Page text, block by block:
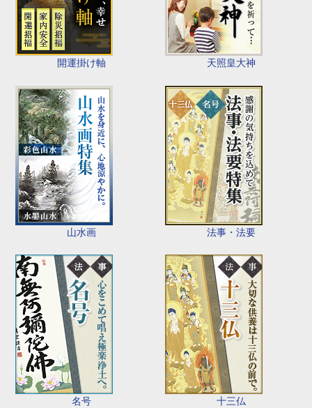
開運掛け軸 天照皇大神
山水画 法事・法要
名号 十三仏